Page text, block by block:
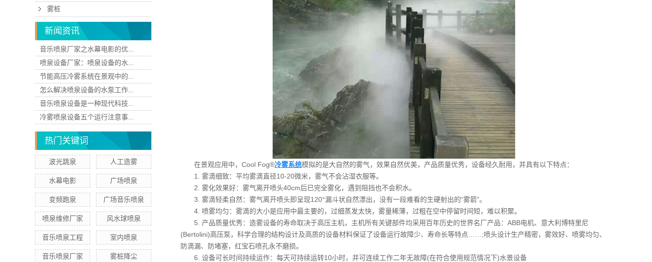
雾桩
新闻资讯
音乐喷泉厂家之水幕电影的优...
喷泉设备厂家：喷泉设备的水...
节能高压冷雾系统在景观中的...
怎么解决喷泉设备的水泵工作...
音乐喷泉设备是一种现代科技...
冷雾喷泉设备五个运行注意事...
热门关键词
波光跳泉 人工造雾
水幕电影 广场喷泉
变频跑泉 广场音乐喷泉
喷泉维修厂家 风水球喷泉
音乐喷泉工程 室内喷泉
音乐喷泉厂家 雾桩降尘
在景观应用中，Cool Fog®冷雾系统模拟的是大自然的雾气，效果自然优美，产品质量优秀，设备经久耐用，并具有以下特点：
1. 雾滴细致：平均雾滴直径10-20微米，雾气不会沾湿衣服等。
2. 雾化效果好：雾气离开喷头40cm后已完全雾化，遇到阻挡也不会积水。
3. 雾滴轻柔自然：雾气离开喷头即呈现120°漏斗状自然漂出，没有一段难看的生硬射出的“雾箭”。
4. 喷雾均匀：雾滴的大小是应用中最主要的，过细蒸发太快，雾量稀薄，过粗在空中停留时间短，难以积聚。
5. 产品质量优秀：造雾设备的寿命取决于高压主机，主机所有关键部件均采用百年历史的世界名厂产品：ABB电机、意大利博特里尼
(Bertolini)高压泵，科学合理的结构设计及高质的设备材料保证了设备运行故障少、寿命长等特点……;喷头设计生产精密，雾效好、喷雾均匀、
防滴漏、防堵塞，红宝石喷孔永不磨损。
6. 设备可长时间持续运作：每天可持续运转10小时，并可连续工作二年无故障(在符合使用规范情况下)水景设备